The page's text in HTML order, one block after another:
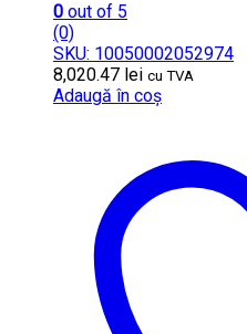
0 out of 5
(0)
SKU: 10050002052974
8,020.47 lei cu TVA
Adaugă în coș